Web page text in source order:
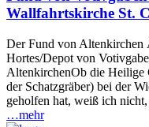
Wallfahrtskirche St.
Der Fund von Altenkirchen
Hortes/Depot von
AltenkirchenOb die Heilige
der Schatzgräber) bei der
geholfen hat, weiß ich
…mehr